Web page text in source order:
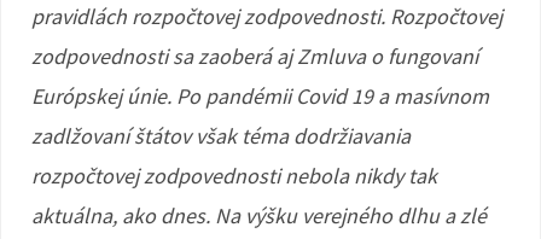
pravidlách rozpočtovej zodpovednosti. Rozpočtovej
zodpovednosti sa zaoberá aj Zmluva o fungovaní
Európskej únie. Po pandémii Covid 19 a masívnom
zadlžovaní štátov však téma dodržiavania
rozpočtovej zodpovednosti nebola nikdy tak
aktuálna, ako dnes. Na výšku verejného dlhu a zlé